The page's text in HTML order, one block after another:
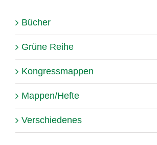
Bücher
Grüne Reihe
Kongressmappen
Mappen/Hefte
Verschiedenes